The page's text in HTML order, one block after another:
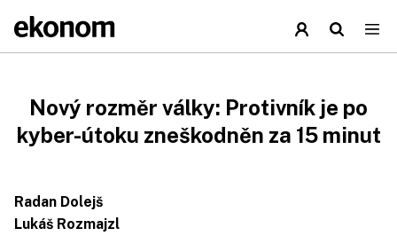
Nový rozměr války: Protivník je po
kyber-útoku zneškodněn za 15 minut
Radan Dolejš
Lukáš Rozmajzl